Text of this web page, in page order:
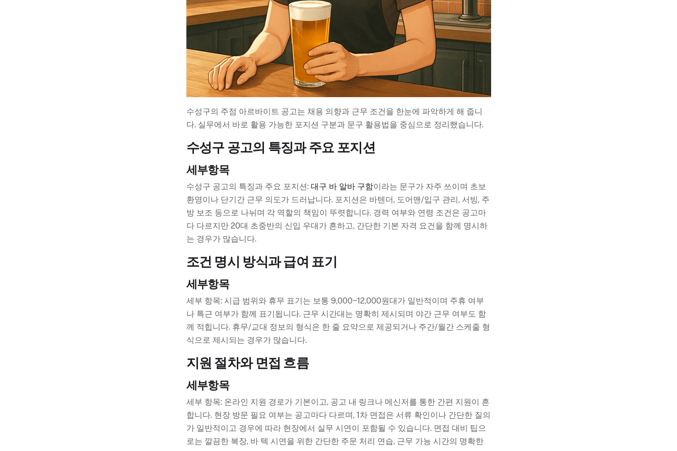
수성구의 주점 아르바이트 공고는 채용 의향과 근무 조건을 한눈에 파악하게 해 줍니
다. 실무에서 바로 활용 가능한 포지션 구분과 문구 활용법을 중심으로 정리했습니다.
수성구 공고의 특징과 주요 포지션
세부항목
수성구 공고의 특징과 주요 포지션: 대구 바 알바 구함이라는 문구가 자주 쓰이며 초보
환영이나 단기간 근무 의도가 드러납니다. 포지션은 바텐더, 도어맨/입구 관리, 서빙, 주
방 보조 등으로 나뉘며 각 역할의 책임이 뚜렷합니다. 경력 여부와 연령 조건은 공고마
다 다르지만 20대 초중반의 신입 우대가 흔하고, 간단한 기본 자격 요건을 함께 명시하
는 경우가 많습니다.
조건 명시 방식과 급여 표기
세부항목
세부 항목: 시급 범위와 휴무 표기는 보통 9,000~12,000원대가 일반적이며 주휴 여부
나 특근 여부가 함께 표기됩니다. 근무 시간대는 명확히 제시되며 야간 근무 여부도 함
께 적힙니다. 휴무/교대 정보의 형식은 한 줄 요약으로 제공되거나 주간/월간 스케줄 형
식으로 제시되는 경우가 많습니다.
지원 절차와 면접 흐름
세부항목
세부 항목: 온라인 지원 경로가 기본이고, 공고 내 링크나 메신저를 통한 간편 지원이 흔
합니다. 현장 방문 필요 여부는 공고마다 다르며, 1차 면접은 서류 확인이나 간단한 질의
가 일반적이고 경우에 따라 현장에서 실무 시연이 포함될 수 있습니다. 면접 대비 팁으
로는 깔끔한 복장, 바 텍 시연을 위한 간단한 주문 처리 연습, 근무 가능 시간의 명확한